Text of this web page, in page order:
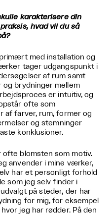
karakterisere din
hvad vil du så
med installation og
tager udgangspunkt i
af rum samt
og brydninger mellem
er intuitiv, og
ofte som
af farver, rum, former og
og stemninger
konklusioner.
ofte blomsten som motiv.
anvender i mine værker,
har et personligt forhold
som jeg selv finder i
på steder, der har
for mig, for eksempel
hvor jeg har rødder. På den